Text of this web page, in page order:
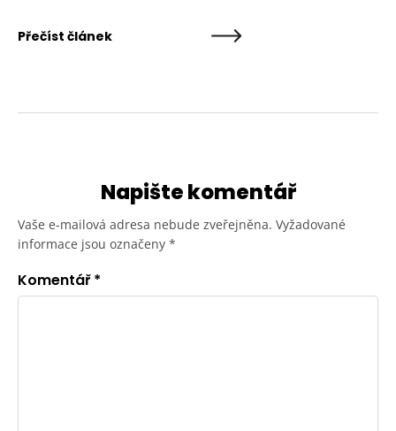
Přečíst článek
Napište komentář
Vaše e-mailová adresa nebude zveřejněna. Vyžadované
informace jsou označeny *
Komentář*